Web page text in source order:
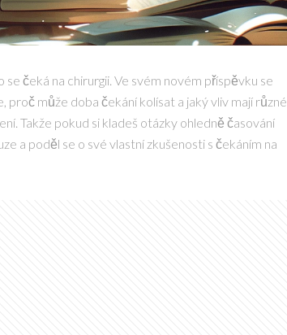
čeká na chirurgii. Ve svém novém příspěvku se
proč může doba čekání kolísat a jaký vliv mají různé
Takže pokud si kladeš otázky ohledně časování
a poděl se o své vlastní zkušenosti s čekáním na